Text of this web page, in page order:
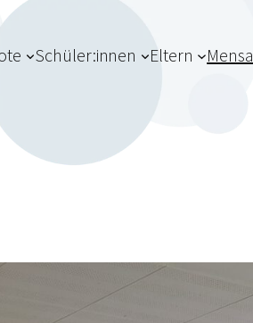
Schüler:innen Eltern Mensa